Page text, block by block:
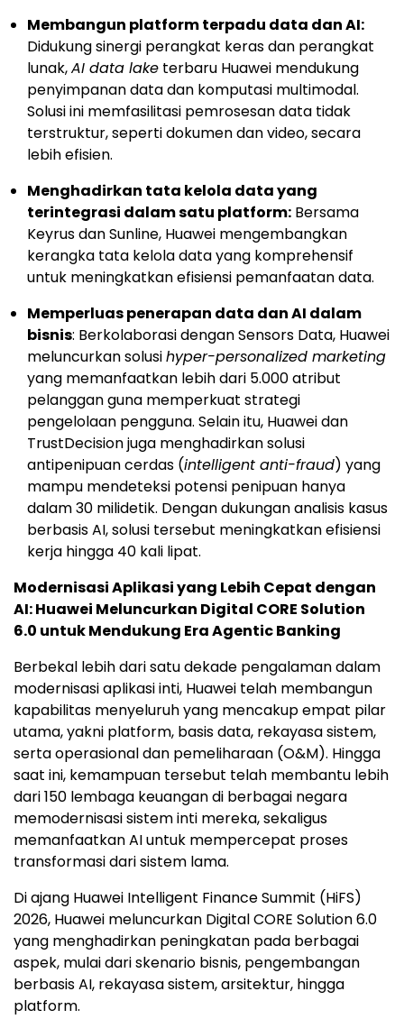
Membangun platform terpadu data dan AI:
Didukung sinergi perangkat keras dan perangkat
lunak,AI data lake terbaru Huawei mendukung
penyimpanan data dan komputasi multimodal.
Solusi ini memfasilitasi pemrosesan data tidak
terstruktur, seperti dokumen dan video, secara
lebih efisien.
Menghadirkan tata kelola data yang
terintegrasi dalam satu platform: Bersama
Keyrus dan Sunline, Huawei mengembangkan
kerangka tata kelola data yang komprehensif
untuk meningkatkan efisiensi pemanfaatan data.
Memperluas penerapan data dan AI dalam
bisnis: Berkolaborasi dengan Sensors Data, Huawei
meluncurkan solusihyper-personalized marketing
yang memanfaatkan lebih dari 5.000 atribut
pelanggan guna memperkuat strategi
pengelolaan pengguna. Selain itu, Huawei dan
TrustDecision juga menghadirkan solusi
antipenipuan cerdas (intelligent anti-fraud) yang
mampu mendeteksi potensi penipuan hanya
dalam 30 milidetik. Dengan dukungan analisis kasus
berbasis AI, solusi tersebut meningkatkan efisiensi
kerja hingga 40 kali lipat.
Modernisasi Aplikasi yang Lebih Cepat dengan
AI: Huawei Meluncurkan Digital CORE Solution
6.0 untuk Mendukung Era Agentic Banking
Berbekal lebih dari satu dekade pengalaman dalam
modernisasi aplikasi inti, Huawei telah membangun
kapabilitas menyeluruh yang mencakup empat pilar
utama, yakni platform, basis data, rekayasa sistem,
serta operasional dan pemeliharaan (O&M). Hingga
saat ini, kemampuan tersebut telah membantu lebih
dari 150 lembaga keuangan di berbagai negara
memodernisasi sistem inti mereka, sekaligus
memanfaatkan AI untuk mempercepat proses
transformasi dari sistem lama.
Di ajang Huawei Intelligent Finance Summit (HiFS)
2026, Huawei meluncurkan Digital CORE Solution 6.0
yang menghadirkan peningkatan pada berbagai
aspek, mulai dari skenario bisnis, pengembangan
berbasis AI, rekayasa sistem, arsitektur, hingga
platform.